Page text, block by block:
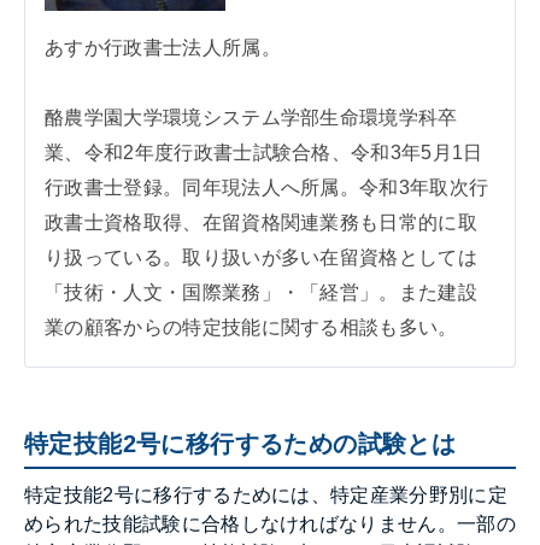
あすか行政書士法人所属。
酪農学園大学環境システム学部生命環境学科卒
業、令和2年度行政書士試験合格、令和3年5月1日
行政書士登録。同年現法人へ所属。令和3年取次行
政書士資格取得、在留資格関連業務も日常的に取
り扱っている。取り扱いが多い在留資格としては
「技術・人文・国際業務」・「経営」。また建設
業の顧客からの特定技能に関する相談も多い。
特定技能2号に移行するための試験とは
特定技能2号に移行するためには、特定産業分野別に定
められた技能試験に合格しなければなりません。一部の